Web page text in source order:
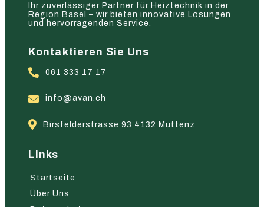
Ihr zuverlässiger Partner für Heiztechnik in der
Region Basel – wir bieten innovative Lösungen
und hervorragenden Service.
Kontaktieren Sie Uns
061 333 17 17
info@avan.ch
Birsfelderstrasse 93 4132 Muttenz
Links
Startseite
Über Uns